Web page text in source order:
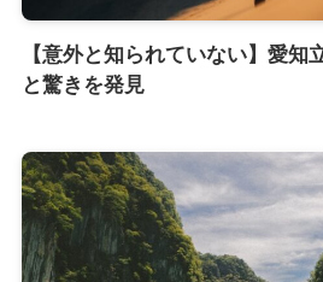
【意外と知られていない】愛知
と驚きを発見